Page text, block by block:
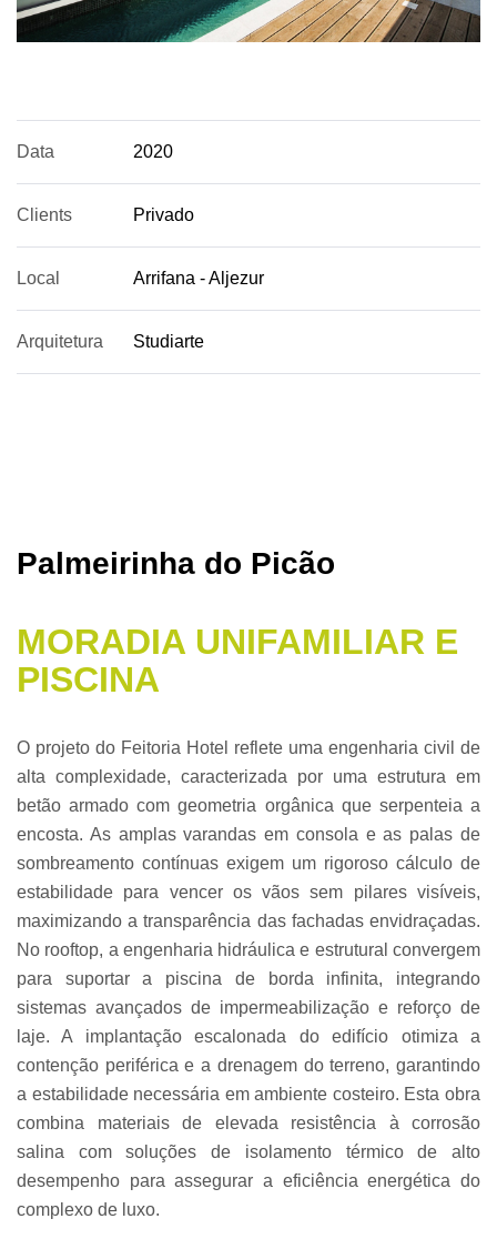
Data 2020
Clients Privado
Local Arrifana - Aljezur
Arquitetura Studiarte
Palmeirinha do Picão
MORADIA UNIFAMILIAR E
PISCINA
O projeto do Feitoria Hotel reflete uma engenharia civil de
alta complexidade, caracterizada por uma estrutura em
betão armado com geometria orgânica que serpenteia a
encosta. As amplas varandas em consola e as palas de
sombreamento contínuas exigem um rigoroso cálculo de
estabilidade para vencer os vãos sem pilares visíveis,
maximizando a transparência das fachadas envidraçadas.
No rooftop, a engenharia hidráulica e estrutural convergem
para suportar a piscina de borda infinita, integrando
sistemas avançados de impermeabilização e reforço de
laje. A implantação escalonada do edifício otimiza a
contenção periférica e a drenagem do terreno, garantindo
a estabilidade necessária em ambiente costeiro. Esta obra
combina materiais de elevada resistência à corrosão
salina com soluções de isolamento térmico de alto
desempenho para assegurar a eficiência energética do
complexo de luxo.